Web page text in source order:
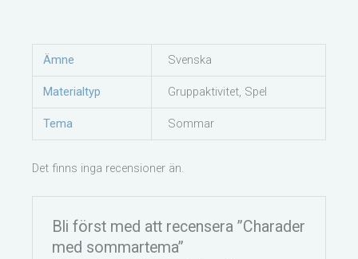
Ämne Svenska
Materialtyp Gruppaktivitet, Spel
Tema Sommar
Det finns inga recensioner än.
Bli först med att recensera ”Charader
med sommartema”